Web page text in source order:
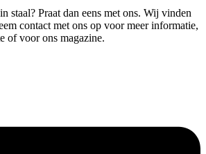
staal? Praat dan eens met ons. Wij vinden
contact met ons op voor meer informatie,
of voor ons magazine.